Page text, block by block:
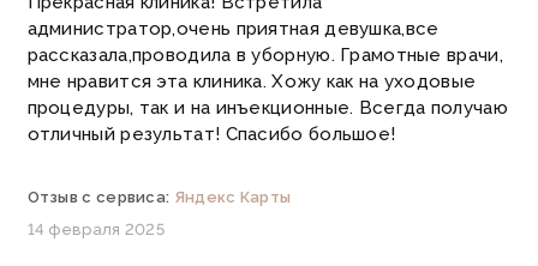
администратор,очень приятная девушка,все
рассказала,проводила в уборную. Грамотные врачи,
мне нравится эта клиника. Хожу как на уходовые
процедуры, так и на инъекционные. Всегда получаю
отличный результат! Спасибо большое!
Отзыв с сервиса: Яндекс Карты
14 февраля 2025